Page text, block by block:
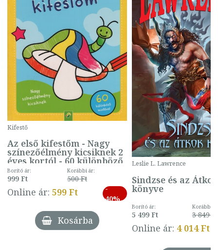
Kifestő
Az első kifestőm - Nagy
színezőélmény kicsiknek 2
éves kortól - 60 különböző
mintával (gombás)
Borító ár:
999 Ft
Korábbi ár:
500 Ft
Online ár: 599 Ft
-
40%
Kosárba
Leslie L. Lawrence
Sindzse és az Átkok
könyve
Borító ár:
5 499 Ft
Korábbi
3 849 Ft
Online ár: 4 014 Ft